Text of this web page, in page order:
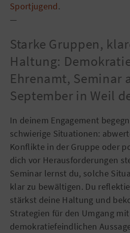
Sportjugend.
—
Starke Gruppen,
Haltung:
Ehrenamt, Seminar
September in Weil
In deinem Engagement
schwierige Situationen:
Konflikte in der Gruppe oder
dich vor Herausforderungen
Seminar lernst du, solche
klar zu bewältigen. Du
stärkst deine Haltung und
Strategien für den Umgang mit
demokratiefeindlichen